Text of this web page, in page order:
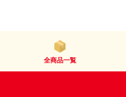
全商品一覧